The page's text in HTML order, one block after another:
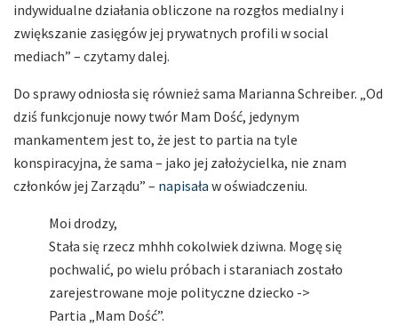
indywidualne działania obliczone na rozgłos medialny i
zwiększanie zasięgów jej prywatnych profili w social
mediach” – czytamy dalej.
Do sprawy odniosła się również sama Marianna Schreiber. „Od
dziś funkcjonuje nowy twór Mam Dość, jedynym
mankamentem jest to, że jest to partia na tyle
konspiracyjna, że sama – jako jej założycielka, nie znam
członków jej Zarządu” – napisała w oświadczeniu.
Moi drodzy,
Stała się rzecz mhhh cokolwiek dziwna. Mogę się
pochwalić, po wielu próbach i staraniach zostało
zarejestrowane moje polityczne dziecko ->
Partia „Mam Dość”.